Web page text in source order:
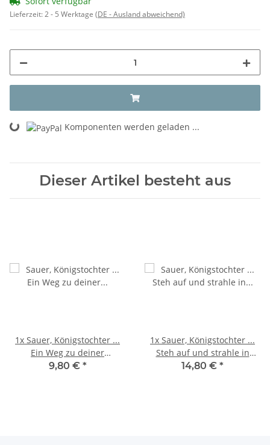
Lieferzeit:2 - 5 Werktage (DE - Ausland abweichend)
Loading... Komponenten werden geladen ...
Dieser Artikel besteht aus
1x Sauer, Königstochter ...
Ein Weg zu deiner
Schönheit
9,80 € *
1x Sauer, Königstochter ...
Steh auf und strahle in
Deiner Schönheit
14,80 € *